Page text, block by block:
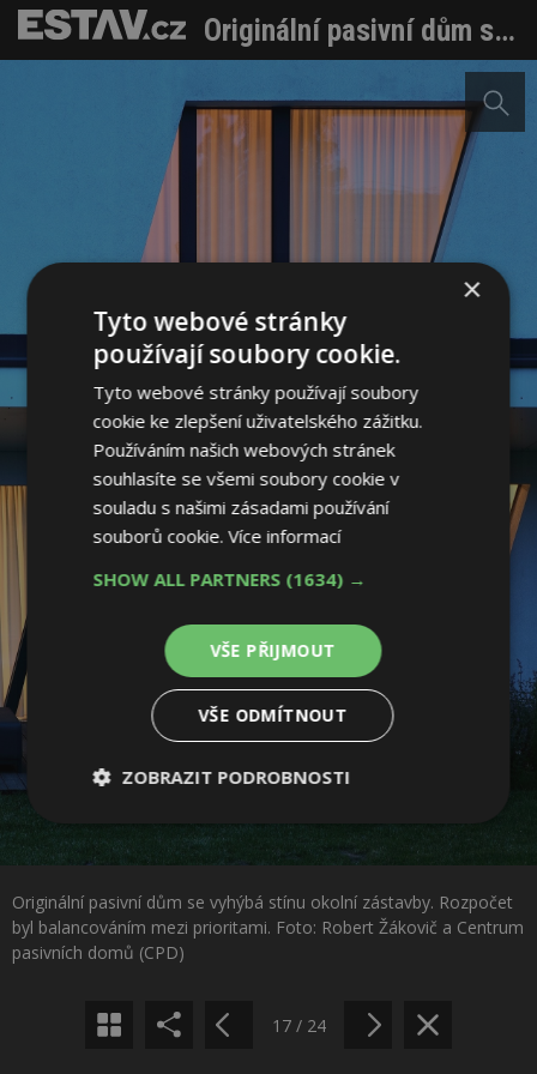
Originální pasivní dům se vyhýbá stínu okolní zástavby. Rozpočet byl balancováním mezi prioritami
Originální pasivní dům se vyhýbá stínu okolní zástavby. Rozpočet
byl balancováním mezi prioritami. Foto: Robert Žákovič a Centrum
pasivních domů (CPD)
Sdílet na Facebooku
Sdílet na Pinterestu
17 / 24
×
Tyto webové stránky
používají soubory cookie.
Tyto webové stránky používají soubory
cookie ke zlepšení uživatelského zážitku.
Používáním našich webových stránek
souhlasíte se všemi soubory cookie v
souladu s našimi zásadami používání
souborů cookie.Více informací
SHOW ALL PARTNERS (1634) →
VŠE PŘIJMOUT
VŠE ODMÍTNOUT
ZOBRAZIT PODROBNOSTI
nutné
soubory
Výkonové
cílení
Funkční soubory